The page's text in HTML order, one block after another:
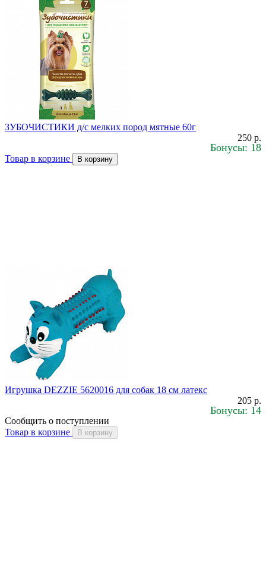
ЗУБОЧИСТИКИ д/с мелких пород мятные 60г
250 р.
Бонусы: 18
Товар в корзине В корзину
Игрушка DEZZIE 5620016 для собак 18 см латекс
205 р.
Бонусы: 14
Сообщить о поступлении
Товар в корзине
В корзину